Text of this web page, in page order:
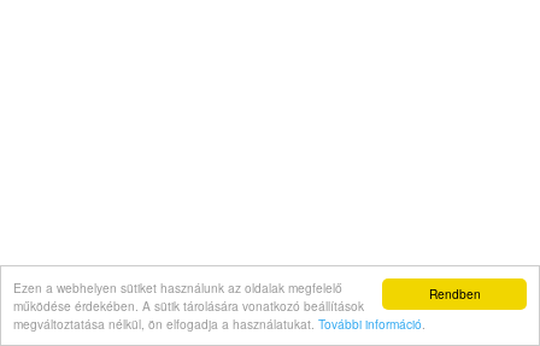
Rendben
Ezen a webhelyen sütiket használunk az oldalak megfelelő
működése érdekében. A sütik tárolására vonatkozó beállítások
megváltoztatása nélkül, ön elfogadja a használatukat. További információ.